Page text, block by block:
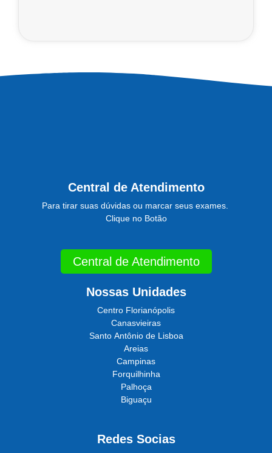
Central de Atendimento
Para tirar suas dúvidas ou marcar seus exames.
Clique no Botão
Central de Atendimento
Nossas Unidades
Centro Florianópolis
Canasvieiras
Santo Antônio de Lisboa
Areias
Campinas
Forquilhinha
Palhoça
Biguaçu
Redes Socias